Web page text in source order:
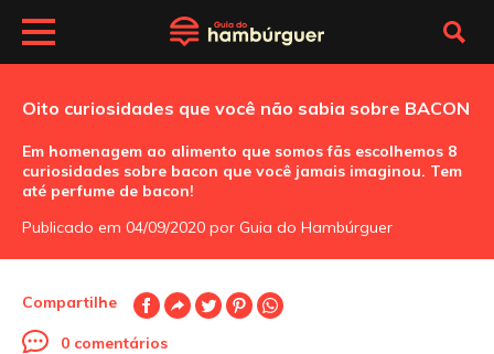
Oito curiosidades que você não sabia sobre BACON
Em homenagem ao alimento que somos fãs escolhemos 8
curiosidades sobre bacon que você jamais imaginou. Tem
até perfume de bacon!
Publicado em 04/09/2020 por Guia do Hambúrguer
Compartilhe
0 comentários